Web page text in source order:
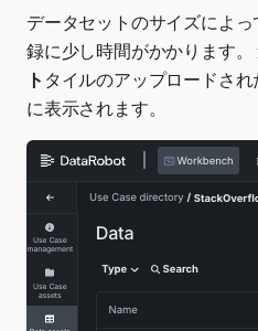
データセットのサイズによ
録に少し時間がかかります。
ト タイルのアップロードさ
に表示されます。